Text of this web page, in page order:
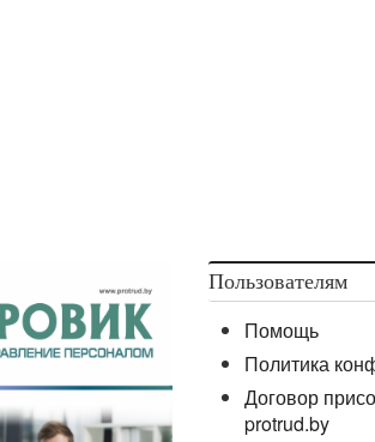
Пользователям
Помощь
Политика
Договор
protrud.by